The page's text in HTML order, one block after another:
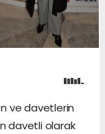
ve davetlerin
davetli olarak